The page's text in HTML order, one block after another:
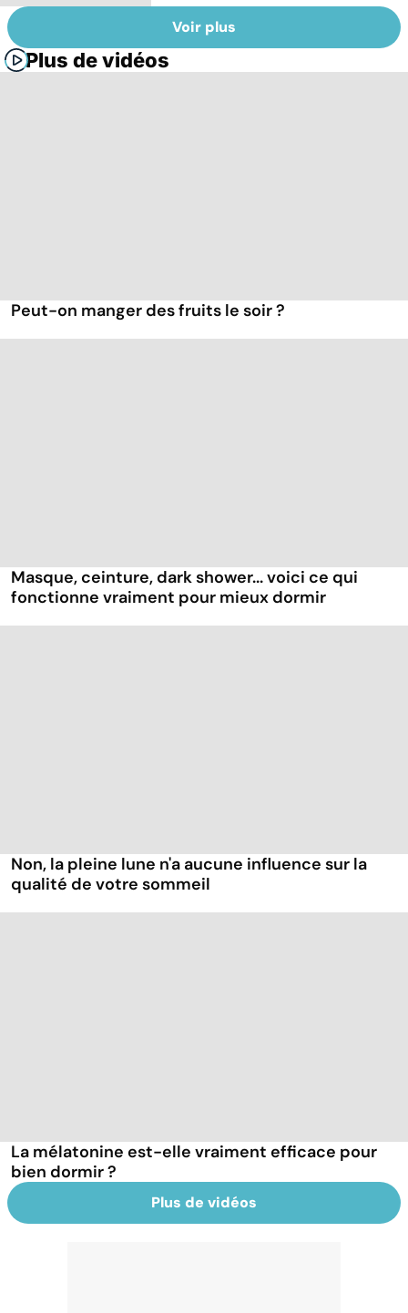
Voir plus
Plus de vidéos
Peut-on manger des fruits le soir ?
Masque, ceinture, dark shower... voici ce qui
fonctionne vraiment pour mieux dormir
Non, la pleine lune n'a aucune influence sur la
qualité de votre sommeil
La mélatonine est-elle vraiment efficace pour
bien dormir ?
Plus de vidéos